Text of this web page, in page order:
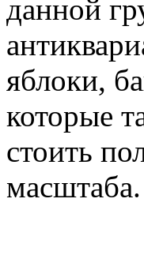
данной
яблоки,
которые
стоить
масштаба.